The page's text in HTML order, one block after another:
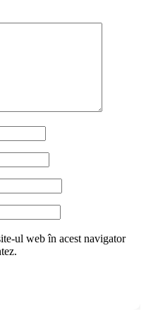
ul web în acest navigator